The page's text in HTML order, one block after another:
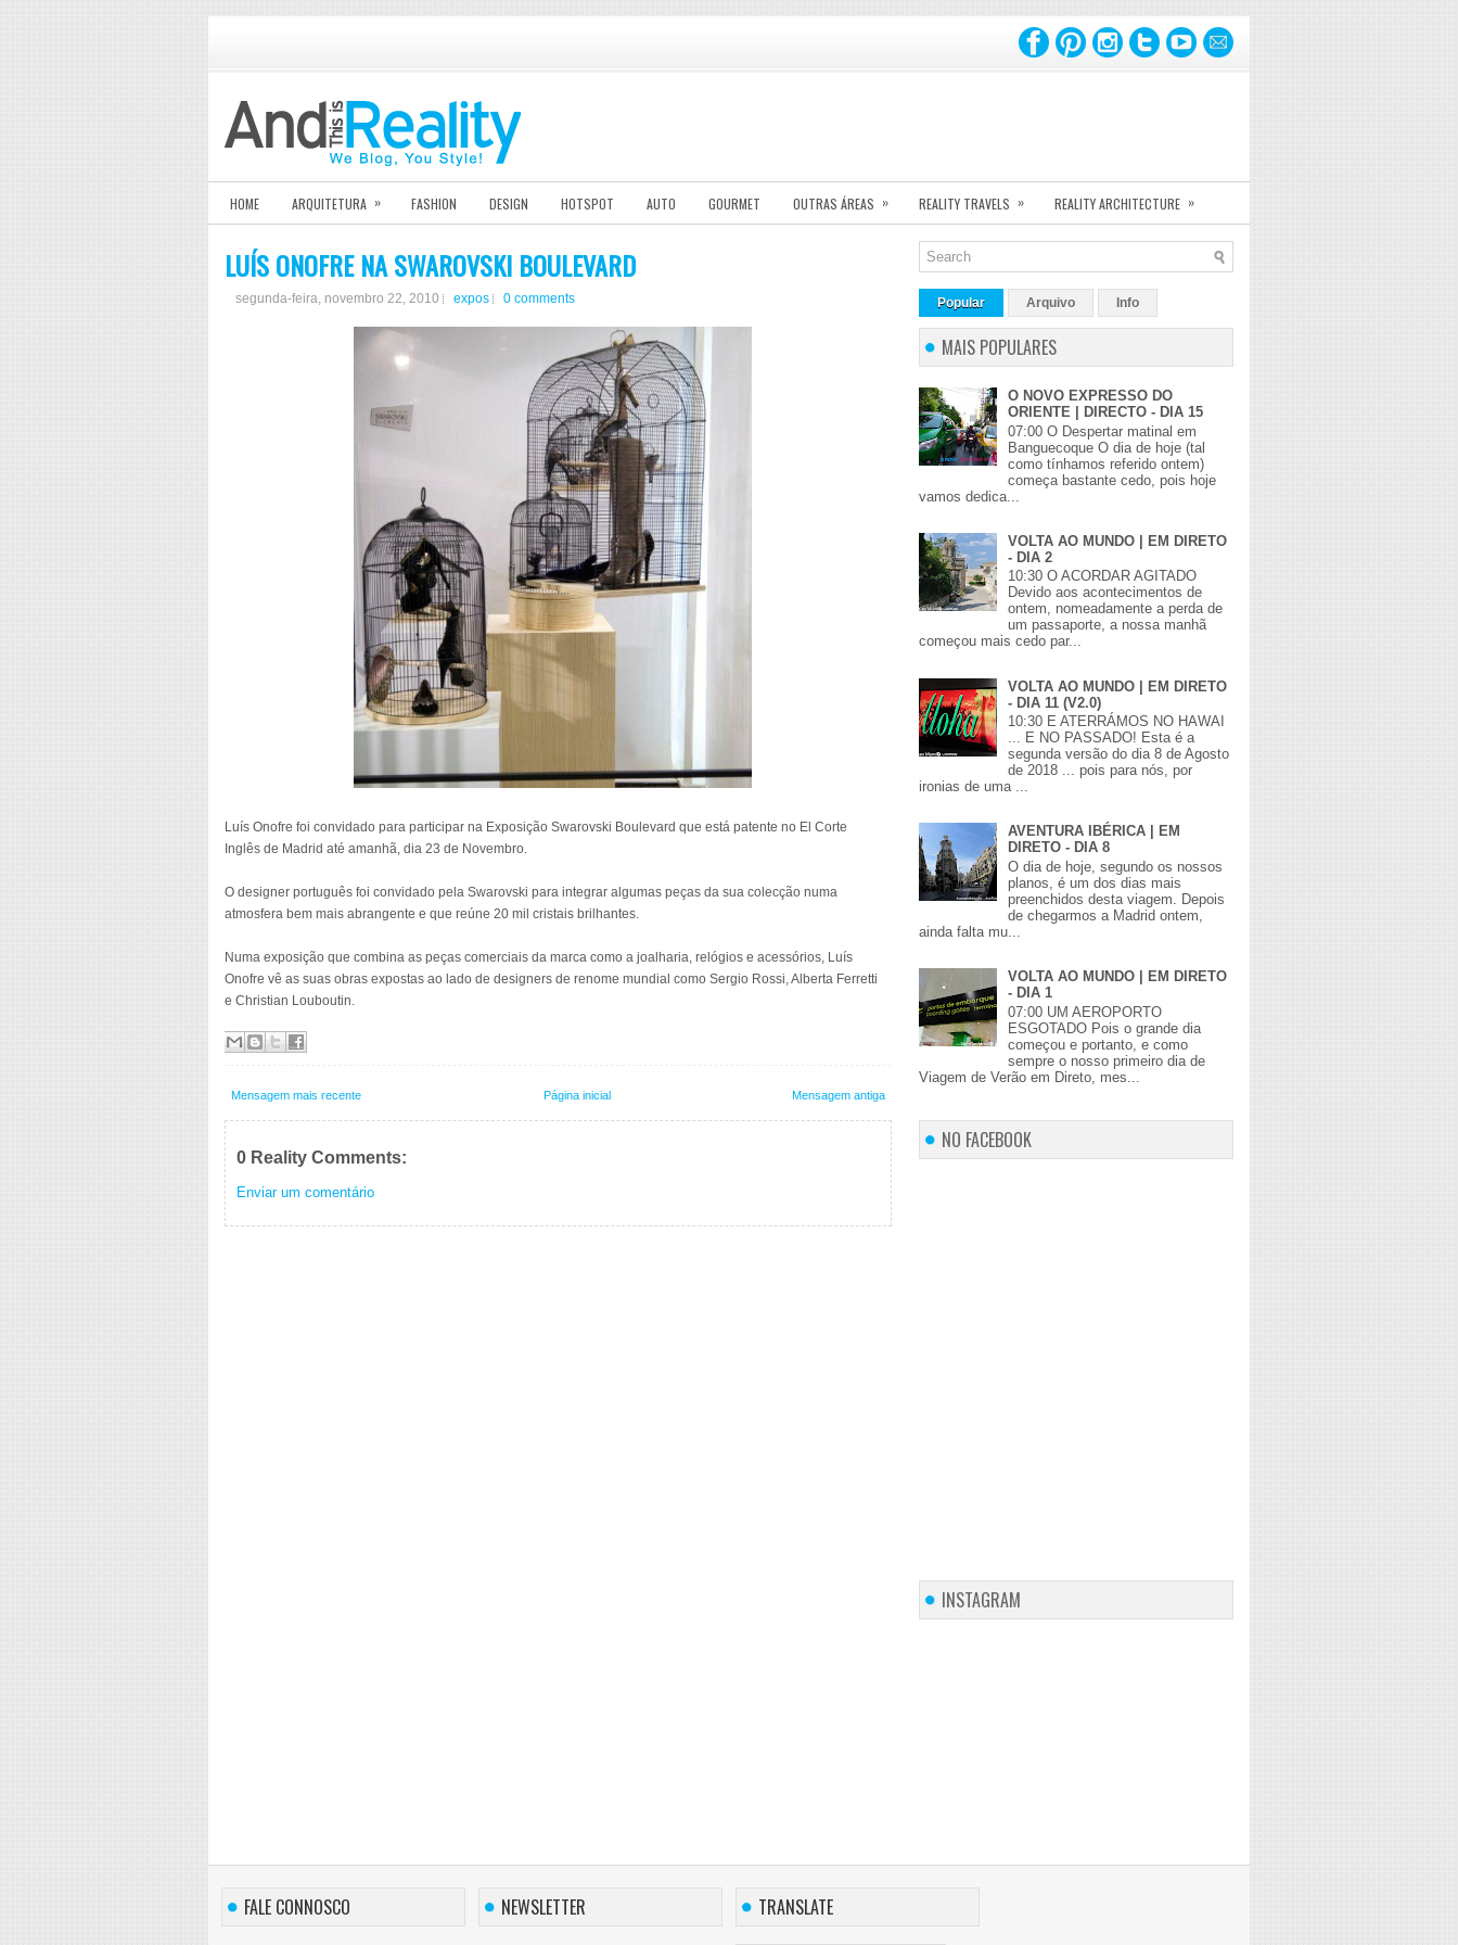
HOME ARQUITETURA » FASHION DESIGN HOTSPOT AUTO GOURMET OUTRAS ÁREAS » REALITY TRAVELS » REALITY ARCHITECTURE »
LUÍS ONOFRE NA SWAROVSKI BOULEVARD
segunda-feira, novembro 22, 2010 expos 0 comments
Luís Onofre foi convidado para participar na Exposição Swarovski Boulevard que está patente no El Corte
Inglês de Madrid até amanhã, dia 23 de Novembro.
O designer português foi convidado pela Swarovski para integrar algumas peças da sua colecção numa
atmosfera bem mais abrangente e que reúne 20 mil cristais brilhantes.
Numa exposição que combina as peças comerciais da marca como a joalharia, relógios e acessórios, Luís
Onofre vê as suas obras expostas ao lado de designers de renome mundial como Sergio Rossi, Alberta Ferretti
e Christian Louboutin.
Mensagem mais recente Mensagem antiga
Página inicial
0 Reality Comments:
Enviar um comentário
Popular Arquivo Info
MAIS POPULARES
O NOVO EXPRESSO DO
ORIENTE | DIRECTO - DIA 15
07:00 O Despertar matinal em
Banguecoque O dia de hoje (tal
como tínhamos referido ontem)
começa bastante cedo, pois hoje
vamos dedica...
VOLTA AO MUNDO | EM DIRETO
- DIA 2
10:30 O ACORDAR AGITADO
Devido aos acontecimentos de
ontem, nomeadamente a perda de
um passaporte, a nossa manhã
começou mais cedo par...
VOLTA AO MUNDO | EM DIRETO
- DIA 11 (V2.0)
10:30 E ATERRÁMOS NO HAWAI
... E NO PASSADO! Esta é a
segunda versão do dia 8 de Agosto
de 2018 ... pois para nós, por
ironias de uma ...
AVENTURA IBÉRICA | EM
DIRETO - DIA 8
O dia de hoje, segundo os nossos
planos, é um dos dias mais
preenchidos desta viagem. Depois
de chegarmos a Madrid ontem,
ainda falta mu...
VOLTA AO MUNDO | EM DIRETO
- DIA 1
07:00 UM AEROPORTO
ESGOTADO Pois o grande dia
começou e portanto, e como
sempre o nosso primeiro dia de
Viagem de Verão em Direto, mes...
NO FACEBOOK
INSTAGRAM
FALE CONNOSCO NEWSLETTER TRANSLATE